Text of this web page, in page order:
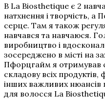
В La Biosthetique є 2
натхнення і творчість, а
серце. Там я також
навчався та навчаюся.
виробництво і
зосереджено в місті на
Пфорцгайм я отримував
складову всіх продуктів,
інших важливих нюансів
для волосся La